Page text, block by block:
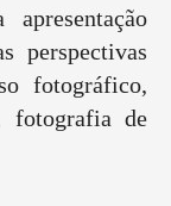
perspectivas
fotográfico,
fotografia de